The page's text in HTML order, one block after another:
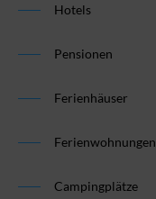
Hotels
Pensionen
Ferienhäuser
Ferienwohnungen
Campingplätze